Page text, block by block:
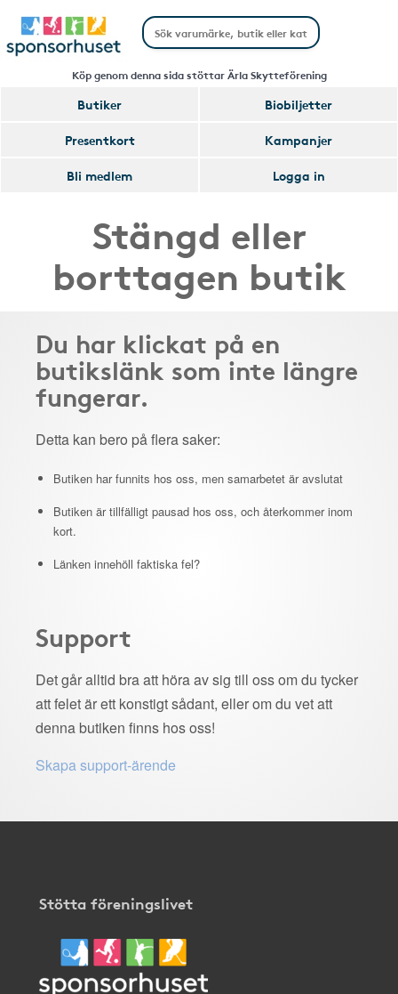
Köp genom denna sida stöttar Ärla Skytteförening
Butiker
Biobiljetter
Presentkort
Kampanjer
Bli medlem
Logga in
Stängd eller
borttagen butik
Du har klickat på en
butikslänk som inte längre
fungerar.
Detta kan bero på flera saker:
Butiken har funnits hos oss, men samarbetet är avslutat
Butiken är tillfälligt pausad hos oss, och återkommer inom
kort.
Länken innehöll faktiska fel?
Support
Det går alltid bra att höra av sig till oss om du tycker
att felet är ett konstigt sådant, eller om du vet att
denna butiken finns hos oss!
Skapa support-ärende
Stötta föreningslivet